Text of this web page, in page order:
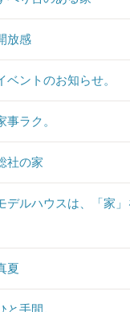
放感
ベントのお知らせ。
事ラク。
社の家
デルハウスは、「家
夏